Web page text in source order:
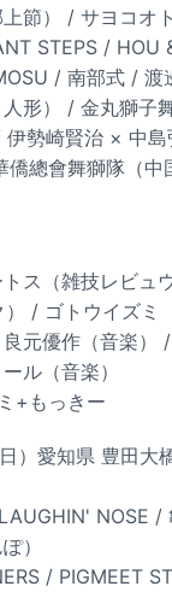
節） / サヨコオ
STEPS /
/ 南部式 / 渡
形） / 金丸獅子
勢崎賢治 × 中
總會舞獅隊（中
ス（雑技レビュ
） / ゴトウイズミ
元優作（音楽）
ル（音楽）
+もっきー
）愛知県 豊田大
NOSE /
）
/ PIGMEET